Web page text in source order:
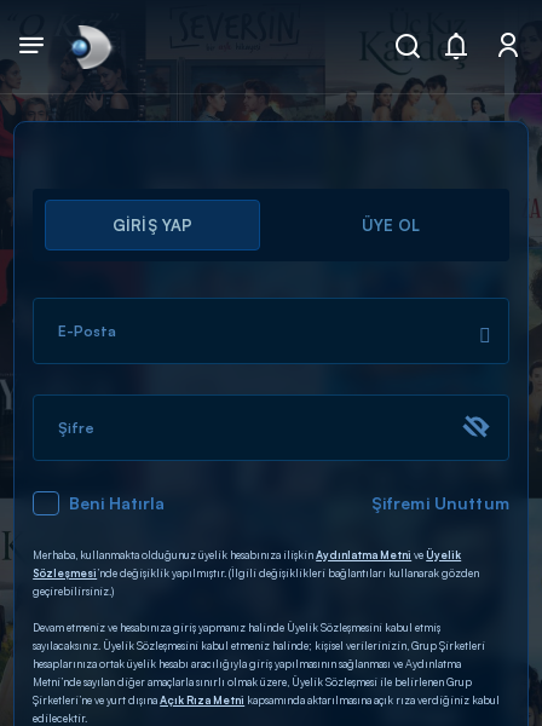
Arama
ARAMA SONUÇLARI
DİĞER SONUÇLAR
GİRİŞ YAP ÜYE OL
E-Posta
Şifre
Beni Hatırla Şifremi Unuttum
Merhaba, kullanmakta olduğunuz üyelik hesabınıza ilişkinAydınlatma Metni veÜyelik
Sözleşmesi’nde değişiklik yapılmıştır. (İlgili değişiklikleri bağlantıları kullanarak gözden
geçirebilirsiniz.)
Devam etmeniz ve hesabınıza giriş yapmanız halinde Üyelik Sözleşmesini kabul etmiş
sayılacaksınız. Üyelik Sözleşmesini kabul etmeniz halinde; kişisel verilerinizin, Grup Şirketleri
hesaplarınıza ortak üyelik hesabı aracılığıyla giriş yapılmasının sağlanması ve Aydınlatma
Metni’nde sayılan diğer amaçlarla sınırlı olmak üzere, Üyelik Sözleşmesi ile belirlenen Grup
Şirketleri’ne ve yurt dışınaAçık Rıza Metni kapsamında aktarılmasına açık rıza verdiğiniz kabul
edilecektir.